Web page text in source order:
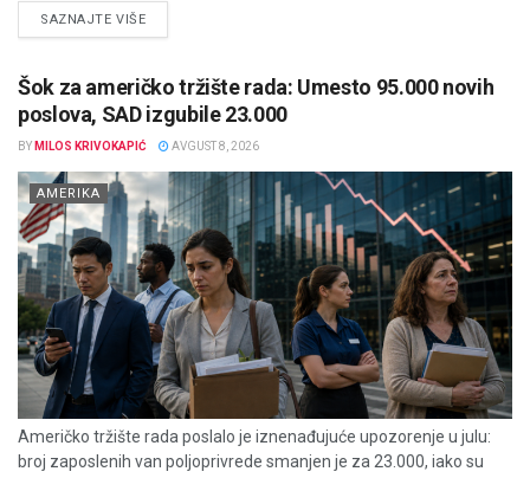
SAZNAJTE VIŠEDETAILS
Šok za američko tržište rada: Umesto 95.000 novih
poslova, SAD izgubile 23.000
BY MILOS KRIVOKAPIĆ AVGUST 8, 2026
AMERIKA
Američko tržište rada poslalo je iznenađujuće upozorenje u julu:
broj zaposlenih van poljoprivrede smanjen je za 23.000, iako su